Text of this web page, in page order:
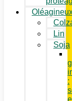
Lin
Soja
: